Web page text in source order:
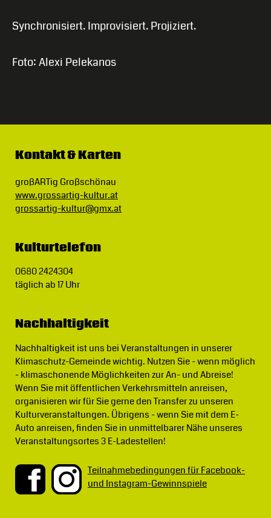
Synchronisiert. Improvisiert. Projiziert.
Foto: Alexi Pelekanos
Kontakt & Karten
großARTig Großschönau
www.grossartig-kultur.at
grossartig-kultur@gmx.at
Kulturtelefon
0680 2424304
täglich ab 17 Uhr
Nachhaltigkeit
Nachhaltigkeit ist uns bei Veranstaltungen in unserer
Klimaschutz-Gemeinde wichtig. Nutzen Sie - wenn möglich
- klimaschonende Möglichkeiten zur An- und Abreise!
Wenn Sie mit öffentlichen Verkehrsmitteln anreisen,
organisieren wir für Sie gerne den Transfer zu unseren
Kulturveranstaltungen. Übrigens - wenn Sie mit dem E-
Auto anreisen, finden Sie in unmittelbarer Nähe unseres
Veranstaltungsortes 3 E-Ladestellen!
Teilnahmebedingungen für Facebook-
und Instagram-Gewinnspiele